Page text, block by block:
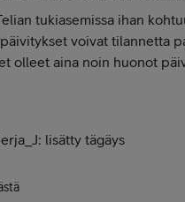
tukiasemissa ihan
voivat tilannetta
olleet aina noin huonot
lisätty tägäys